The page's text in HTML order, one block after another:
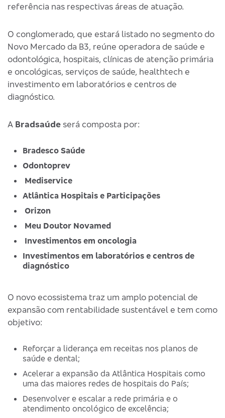
referência nas respectivas áreas de atuação.
O conglomerado, que estará listado no segmento do
Novo Mercado da B3, reúne operadora de saúde e
odontológica, hospitais, clínicas de atenção primária
e oncológicas, serviços de saúde, healthtech e
investimento em laboratórios e centros de
diagnóstico.
A Bradsaúdeserá composta por:
Bradesco Saúde
Odontoprev
Mediservice
Atlântica Hospitais e Participações
Orizon
Meu Doutor Novamed
Investimentos em oncologia
Investimentos em laboratórios e centros de
diagnóstico
O novo ecossistema traz um amplo potencial de
expansão com rentabilidade sustentável e tem como
objetivo:
Reforçar a liderança em receitas nos planos de
saúde e dental;
Acelerar a expansão da Atlântica Hospitais como
uma das maiores redes de hospitais do País;
Desenvolver e escalar a rede primária e o
atendimento oncológico de excelência;